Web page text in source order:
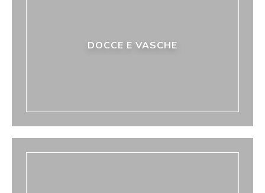
DOCCE E VASCHE